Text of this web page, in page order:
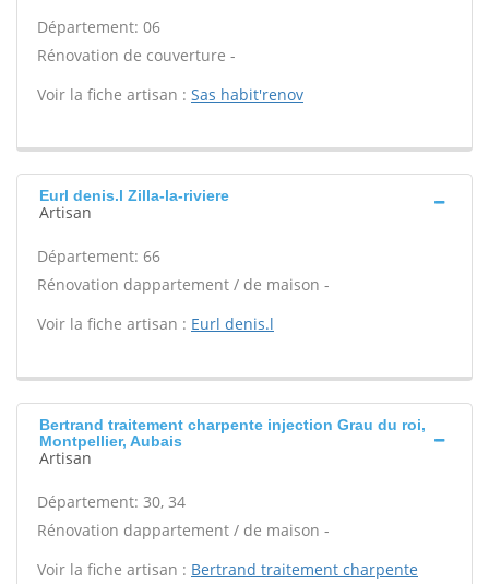
Département: 06
Rénovation de couverture -
Voir la fiche artisan : Sas habit'renov
Eurl denis.l Zilla-la-riviere
Artisan
Département: 66
Rénovation dappartement / de maison -
Voir la fiche artisan : Eurl denis.l
Bertrand traitement charpente injection Grau du roi,
Montpellier, Aubais
Artisan
Département: 30, 34
Rénovation dappartement / de maison -
Voir la fiche artisan : Bertrand traitement charpente